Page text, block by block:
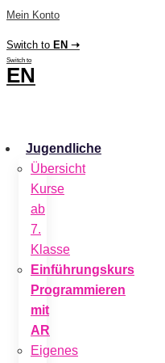
Mein Konto
Switch to EN ➝
Switch to
EN
Jugendliche
Übersicht
Kurse
ab
7.
Klasse
Einführungskurs
Programmieren
mit
AR
Eigenes